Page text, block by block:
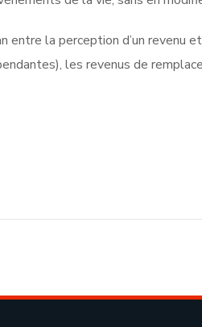
la perception d’un revenu
les revenus de